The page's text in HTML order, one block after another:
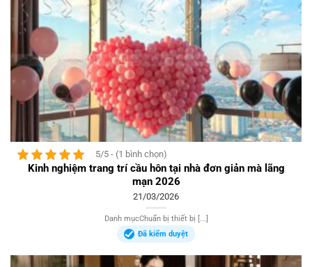
5/5 - (1 bình chọn)
Kinh nghiệm trang trí cầu hôn tại nhà đơn giản mà lãng
mạn 2026
21/03/2026
Danh mụcChuẩn bị thiết bị [...]
Đã kiểm duyệt